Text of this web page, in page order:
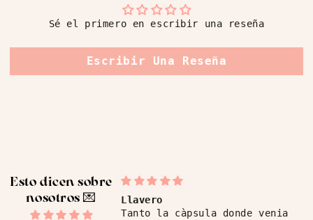
Sé el primero en escribir una reseña
Escribir Una Reseña
Esto dicen sobre
nosotros ​💌
Llavero
Tanto la càpsula donde venia